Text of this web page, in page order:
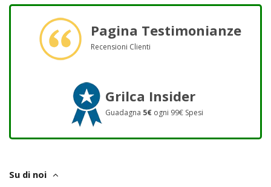
Pagina Testimonianze
Recensioni Clienti
Grilca Insider
Guadagna 5€ ogni 99€ Spesi
Su di noi